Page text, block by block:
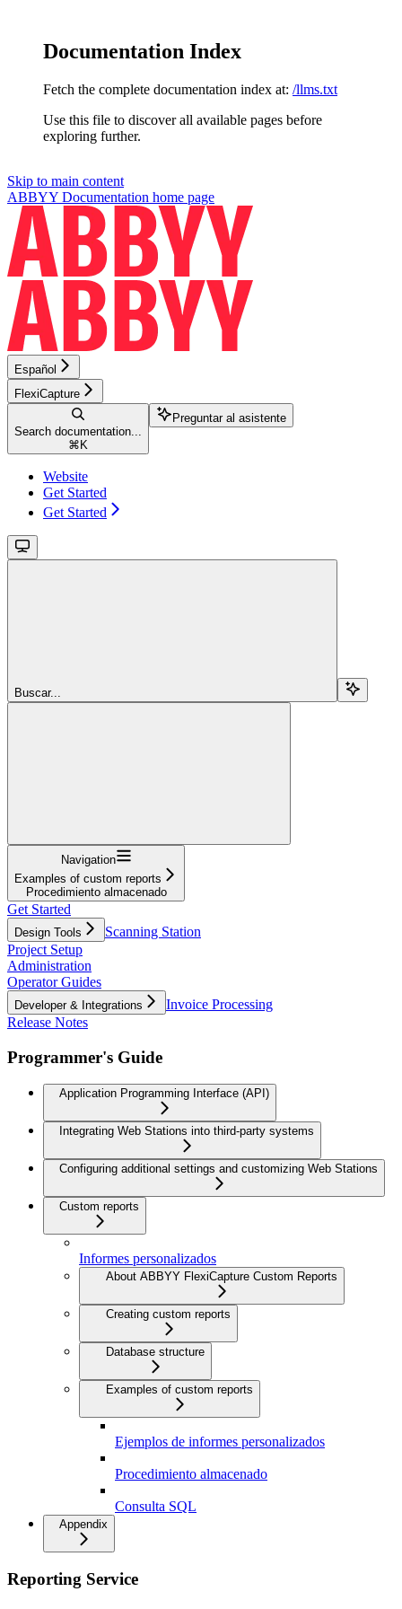
Documentation Index
Fetch the complete documentation index at: /llms.txt
Use this file to discover all available pages before
exploring further.
Skip to main content
ABBYY Documentation home page
Español
FlexiCapture
Search documentation...
⌘ K
Preguntar al asistente
Website
Get Started
Get Started
Buscar...
Navigation
Examples of custom reports
Procedimiento almacenado
Get Started
Design Tools
Scanning Station
Project Setup
Administration
Operator Guides
Developer & Integrations
Invoice Processing
Release Notes
Programmer's Guide
Application Programming Interface (API)
Integrating Web Stations into third-party systems
Configuring additional settings and customizing Web Stations
Custom reports
Informes personalizados
About ABBYY FlexiCapture Custom Reports
Creating custom reports
Database structure
Examples of custom reports
Ejemplos de informes personalizados
Procedimiento almacenado
Consulta SQL
Appendix
Reporting Service